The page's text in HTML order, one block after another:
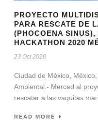
PROYECTO
PARA RESCATE DE
(PHOCOENA
HACKATHON 2020
23 Oct 2020
Ciudad de México,
Ambiental.- Merced al
rescatar a las vaquitas
READ MORE